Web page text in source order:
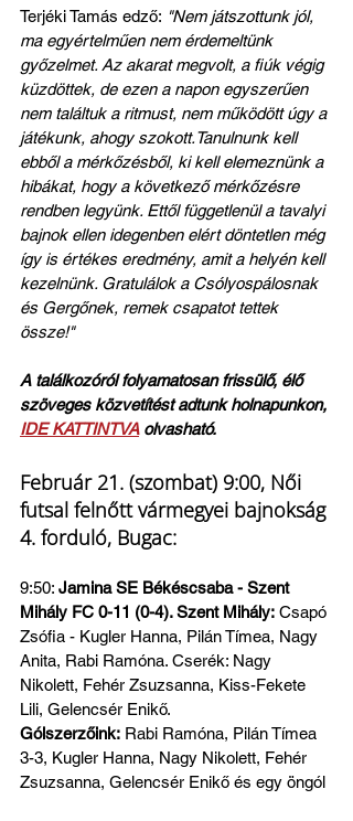
Terjéki Tamás edző: "Nem játszottunk jól,
ma egyértelműen nem érdemeltünk
győzelmet. Az akarat megvolt, a fiúk végig
küzdöttek, de ezen a napon egyszerűen
nem találtuk a ritmust, nem működött úgy a
játékunk, ahogy szokott.Tanulnunk kell
ebből a mérkőzésből, ki kell elemeznünk a
hibákat, hogy a következő mérkőzésre
rendben legyünk. Ettől függetlenül a tavalyi
bajnok ellen idegenben elért döntetlen még
így is értékes eredmény, amit a helyén kell
kezelnünk. Gratulálok a Csólyospálosnak
és Gergőnek, remek csapatot tettek
össze!"
A találkozóról folyamatosan frissülő, élő
szöveges közvetítést adtunk holnapunkon,
IDE KATTINTVA olvasható.
Február 21. (szombat) 9:00, Női
futsal felnőtt vármegyei bajnokság
4. forduló, Bugac:
9:50: Jamina SE Békéscsaba - Szent
Mihály FC 0-11 (0-4). Szent Mihály: Csapó
Zsófia - Kugler Hanna, Pilán Tímea, Nagy
Anita, Rabi Ramóna. Cserék: Nagy
Nikolett, Fehér Zsuzsanna, Kiss-Fekete
Lili, Gelencsér Enikő.
Gólszerzőink: Rabi Ramóna, Pilán Tímea
3-3, Kugler Hanna, Nagy Nikolett, Fehér
Zsuzsanna, Gelencsér Enikő és egy öngól